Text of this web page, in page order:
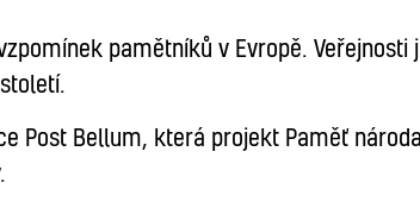
pamětníků v Evropě.
Post Bellum, která projekt Paměť